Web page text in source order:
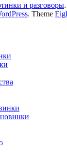
и разговоры
. Theme